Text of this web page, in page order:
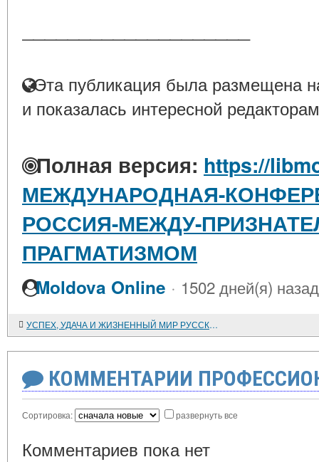
Эта публикация была размещена
и показалась интересной
Полная версия: https://
МЕЖДУНАРОДНАЯ-
РОССИЯ-МЕЖДУ-
ПРАГМАТИЗМОМ
Moldova Online · 1502 дней(я) назад
УСПЕХ, УДАЧА И ЖИЗНЕННЫЙ МИР РУССКОЙ КУЛЬТУРЫ
КОММЕНТАРИИ
Сортировка: развернуть все
Комментариев пока нет